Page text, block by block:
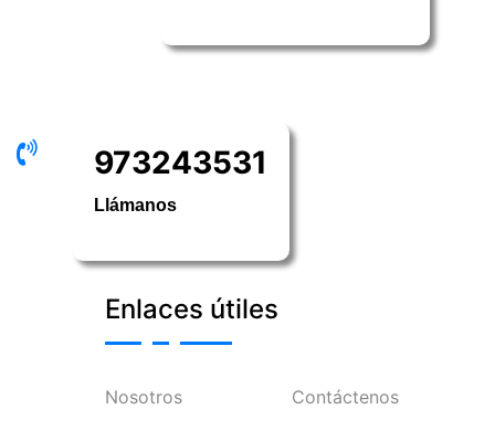
973243531
Llámanos
Enlaces útiles
Nosotros Contáctenos